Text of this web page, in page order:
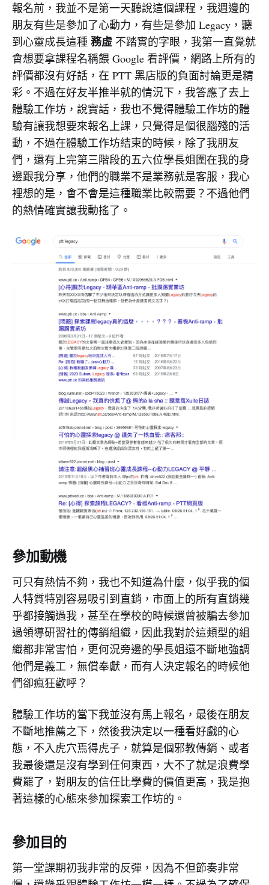
報名前，我並不是第一天聽說這個課程，我週邊的
朋友有些是參加了心動力，有些是參加 Legacy，聽
到心靈成長這種 務虛 不踏實的字眼，我第一直覺就
會想要拿課程名稱餵 Google 看評價，網路上所有的
評價都沒有好話，在 PTT 黑店版的負面討論更是精
彩。不過在好友半推半就的情況下，我答應了去上
體驗工作坊，說實話，我也不覺得體驗工作坊的體
驗有讓我想要來報名上課，只覺得是個很腦殘的活
動，不過在體驗工作坊結束的時候，除了我朋友
們，還有上完第三階段的五六位學長姐圍在我的身
邊跟我分享，他們的職業不是業務就是客服，我心
裡想的是，會不會是這種職業比較需要？不過他們
的熱情確實讓我動搖了。
參加動機
可只有熱情不夠，我也不知道為什麼，似乎我的個
人特質特別容易吸引到直銷，市面上的所有直銷幾
乎都接觸過我，甚至在學校的時候還曾被騙去參加
過領導研習社的傳銷組織，因此我對於這類型的組
織都非常害怕，更何況旁邊的學長姐還不斷地強調
他們是義工，無償奉獻，而有人決定報名的時候他
們卻瘋狂歡呼？
體驗工作坊的當下我並沒有馬上報名，最後在朋友
不斷地推薦之下，然後我決定以一種看好戲的心
態，不入虎穴焉得虎子，就算是個邪教傳銷、或者
我最後還是沒有學到任何東西，大不了就是浪費學
費罷了，對朋友的信任比學費的價值更高，我是抱
著這樣的心態來參加探索工作坊的。
參加目的
第一堂課期初我非常的反彈，因為不但節奏非常